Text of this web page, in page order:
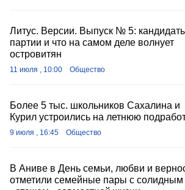
Литус. Версии. Выпуск № 5:
партии и что на самом деле волнует
островитян
11 июля , 10:00 Общество
Более 5 тыс. школьников Сахалина и
Курил устроились на летнюю
9 июля , 16:45 Общество
В Аниве в День семьи, любви и
отметили семейные пары с солидным